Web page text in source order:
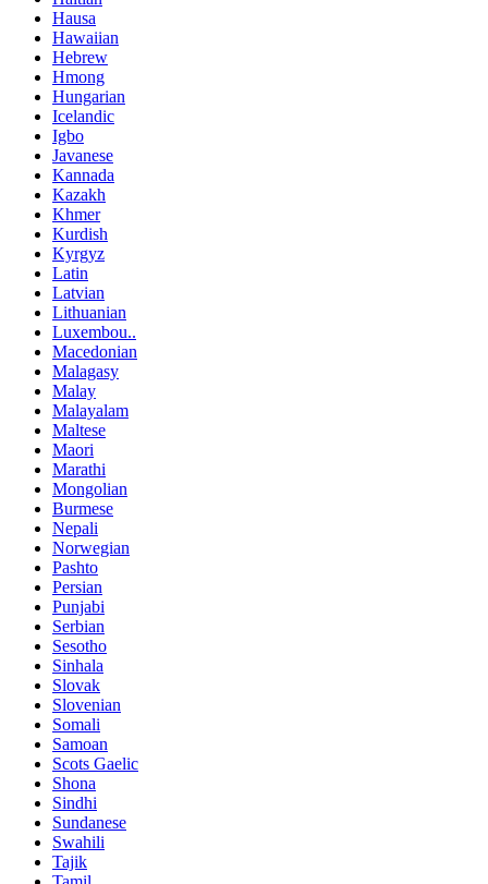
Hausa
Hawaiian
Hebrew
Hmong
Hungarian
Icelandic
Igbo
Javanese
Kannada
Kazakh
Khmer
Kurdish
Kyrgyz
Latin
Latvian
Lithuanian
Luxembou..
Macedonian
Malagasy
Malay
Malayalam
Maltese
Maori
Marathi
Mongolian
Burmese
Nepali
Norwegian
Pashto
Persian
Punjabi
Serbian
Sesotho
Sinhala
Slovak
Slovenian
Somali
Samoan
Scots Gaelic
Shona
Sindhi
Sundanese
Swahili
Tajik